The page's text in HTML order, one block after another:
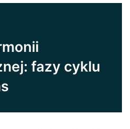
fazy cyklu